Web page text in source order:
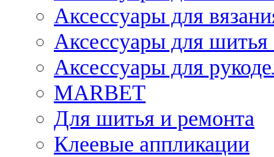
Аксессуары для
Аксессуары для
Аксессуары для
MARBET
Для шитья и ремонта
Клеевые аппликации